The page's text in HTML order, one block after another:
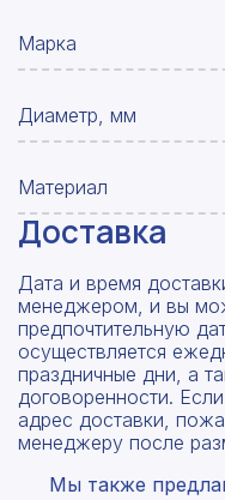
Марка
Диаметр, мм
Материал
Доставка
Дата и время
менеджером, и вы
предпочтительную
осуществляется
праздничные дни, а
договоренности.
адрес доставки,
менеджеру после
Мы также